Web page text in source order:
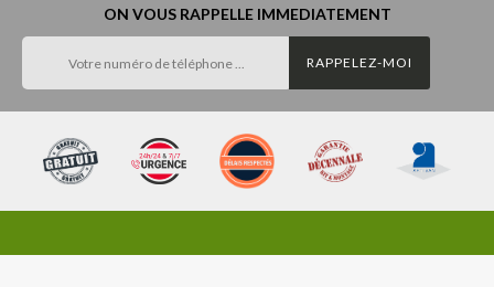
ON VOUS RAPPELLE IMMEDIATEMENT